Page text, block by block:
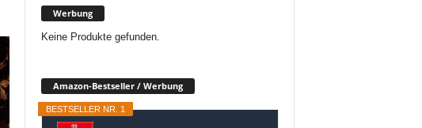
Werbung
Keine Produkte gefunden.
Amazon-Bestseller / Werbung
BESTSELLER NR. 1